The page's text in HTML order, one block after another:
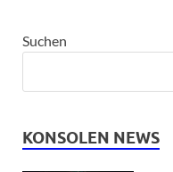
Suchen
KONSOLEN NEWS